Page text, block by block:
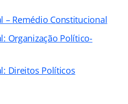
– Remédio Constitucional
Organização Político-
Direitos Políticos